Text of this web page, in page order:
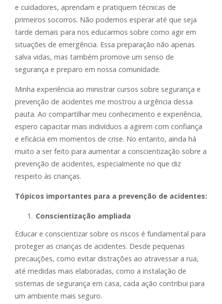
e cuidadores, aprendam e pratiquem técnicas de
primeiros socorros. Não podemos esperar até que seja
tarde demais para nos educarmos sobre como agir em
situações de emergência. Essa preparação não apenas
salva vidas, mas também promove um senso de
segurança e preparo em nossa comunidade.
Minha experiência ao ministrar cursos sobre segurança e
prevenção de acidentes me mostrou a urgência dessa
pauta. Ao compartilhar meu conhecimento e experiência,
espero capacitar mais indivíduos a agirem com confiança
e eficácia em momentos de crise. No entanto, ainda há
muito a ser feito para aumentar a conscientização sobre a
prevenção de acidentes, especialmente no que diz
respeito às crianças.
Tópicos importantes para a prevenção de acidentes:
Conscientização ampliada
Educar e conscientizar sobre os riscos é fundamental para
proteger as crianças de acidentes. Desde pequenas
precauções, como evitar distrações ao atravessar a rua,
até medidas mais elaboradas, como a instalação de
sistemas de segurança em casa, cada ação contribui para
um ambiente mais seguro.